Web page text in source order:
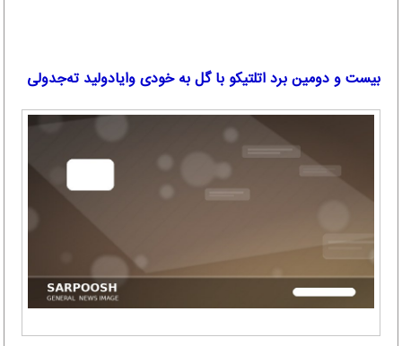
بیست و دومین برد اتلتیکو با گل به خودی وایادولید ته‌جدولی